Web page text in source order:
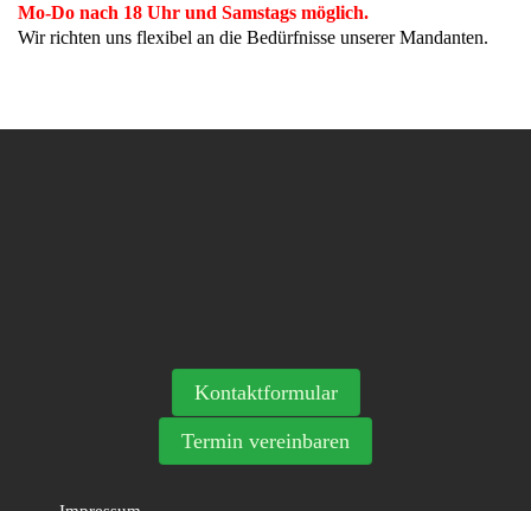
Mo-Do nach 18 Uhr und Samstags möglich.
Wir richten uns flexibel an die Bedürfnisse unserer Mandanten.
Kontaktformular
Termin vereinbaren